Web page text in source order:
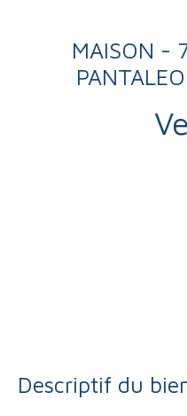
MAISON -
Descriptif du